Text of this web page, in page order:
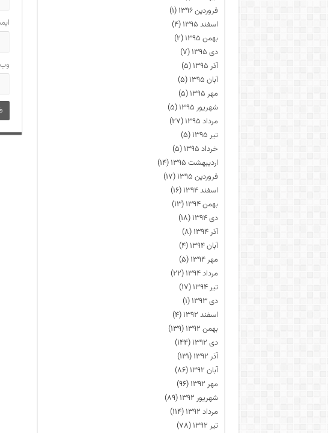
فروردین ۱۳۹۶
(۱)
اسفند ۱۳۹۵
(۴)
بهمن ۱۳۹۵
(۲)
دی ۱۳۹۵
(۷)
آذر ۱۳۹۵
(۵)
آبان ۱۳۹۵
(۵)
مهر ۱۳۹۵
(۵)
شهریور ۱۳۹۵
(۵)
مرداد ۱۳۹۵
(۲۷)
تیر ۱۳۹۵
(۵)
خرداد ۱۳۹۵
(۵)
اردیبهشت ۱۳۹۵
(۱۴)
فروردین ۱۳۹۵
(۱۷)
اسفند ۱۳۹۴
(۱۶)
بهمن ۱۳۹۴
(۱۳)
دی ۱۳۹۴
(۱۸)
آذر ۱۳۹۴
(۸)
آبان ۱۳۹۴
(۴)
مهر ۱۳۹۴
(۵)
مرداد ۱۳۹۴
(۲۲)
تیر ۱۳۹۴
(۱۷)
دی ۱۳۹۳
(۱)
اسفند ۱۳۹۲
(۴)
بهمن ۱۳۹۲
(۱۳۹)
دی ۱۳۹۲
(۱۴۴)
آذر ۱۳۹۲
(۱۳۱)
آبان ۱۳۹۲
(۸۶)
مهر ۱۳۹۲
(۹۶)
شهریور ۱۳۹۲
(۸۹)
مرداد ۱۳۹۲
(۱۱۴)
تیر ۱۳۹۲
(۷۸)